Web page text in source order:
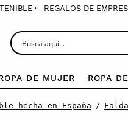
· REGALOS DE
DE MUJER ROPA
hecha en España /